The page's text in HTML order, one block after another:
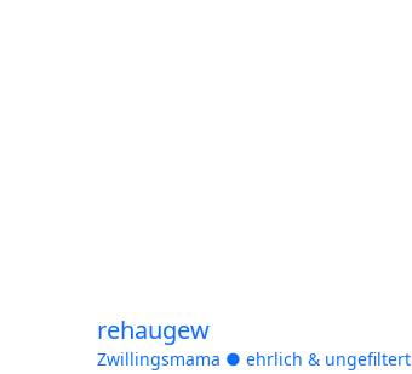
rehaugew
Zwillingsmama ● ehrlich & ungefiltert